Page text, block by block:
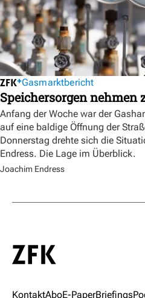
Gasmarktbericht
Speichersorgen nehmen
Anfang der Woche war der
auf eine baldige Öffnung der
Donnerstag drehte sich die
Endress. Die Lage im Überblick.
Joachim Endress
KontaktAboE-PaperBriefings